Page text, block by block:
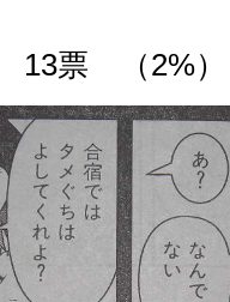
票 （2%）